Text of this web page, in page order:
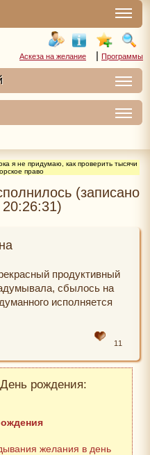
Аскеза на желание | Программы
я не придумаю, как проверить тысячи
право
(записано
продуктивный
сбылось на
исполняется
11
рождения:
желания в день